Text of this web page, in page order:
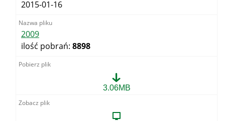
2015-01-16
2009
ilość pobrań: 8898
3.06MB